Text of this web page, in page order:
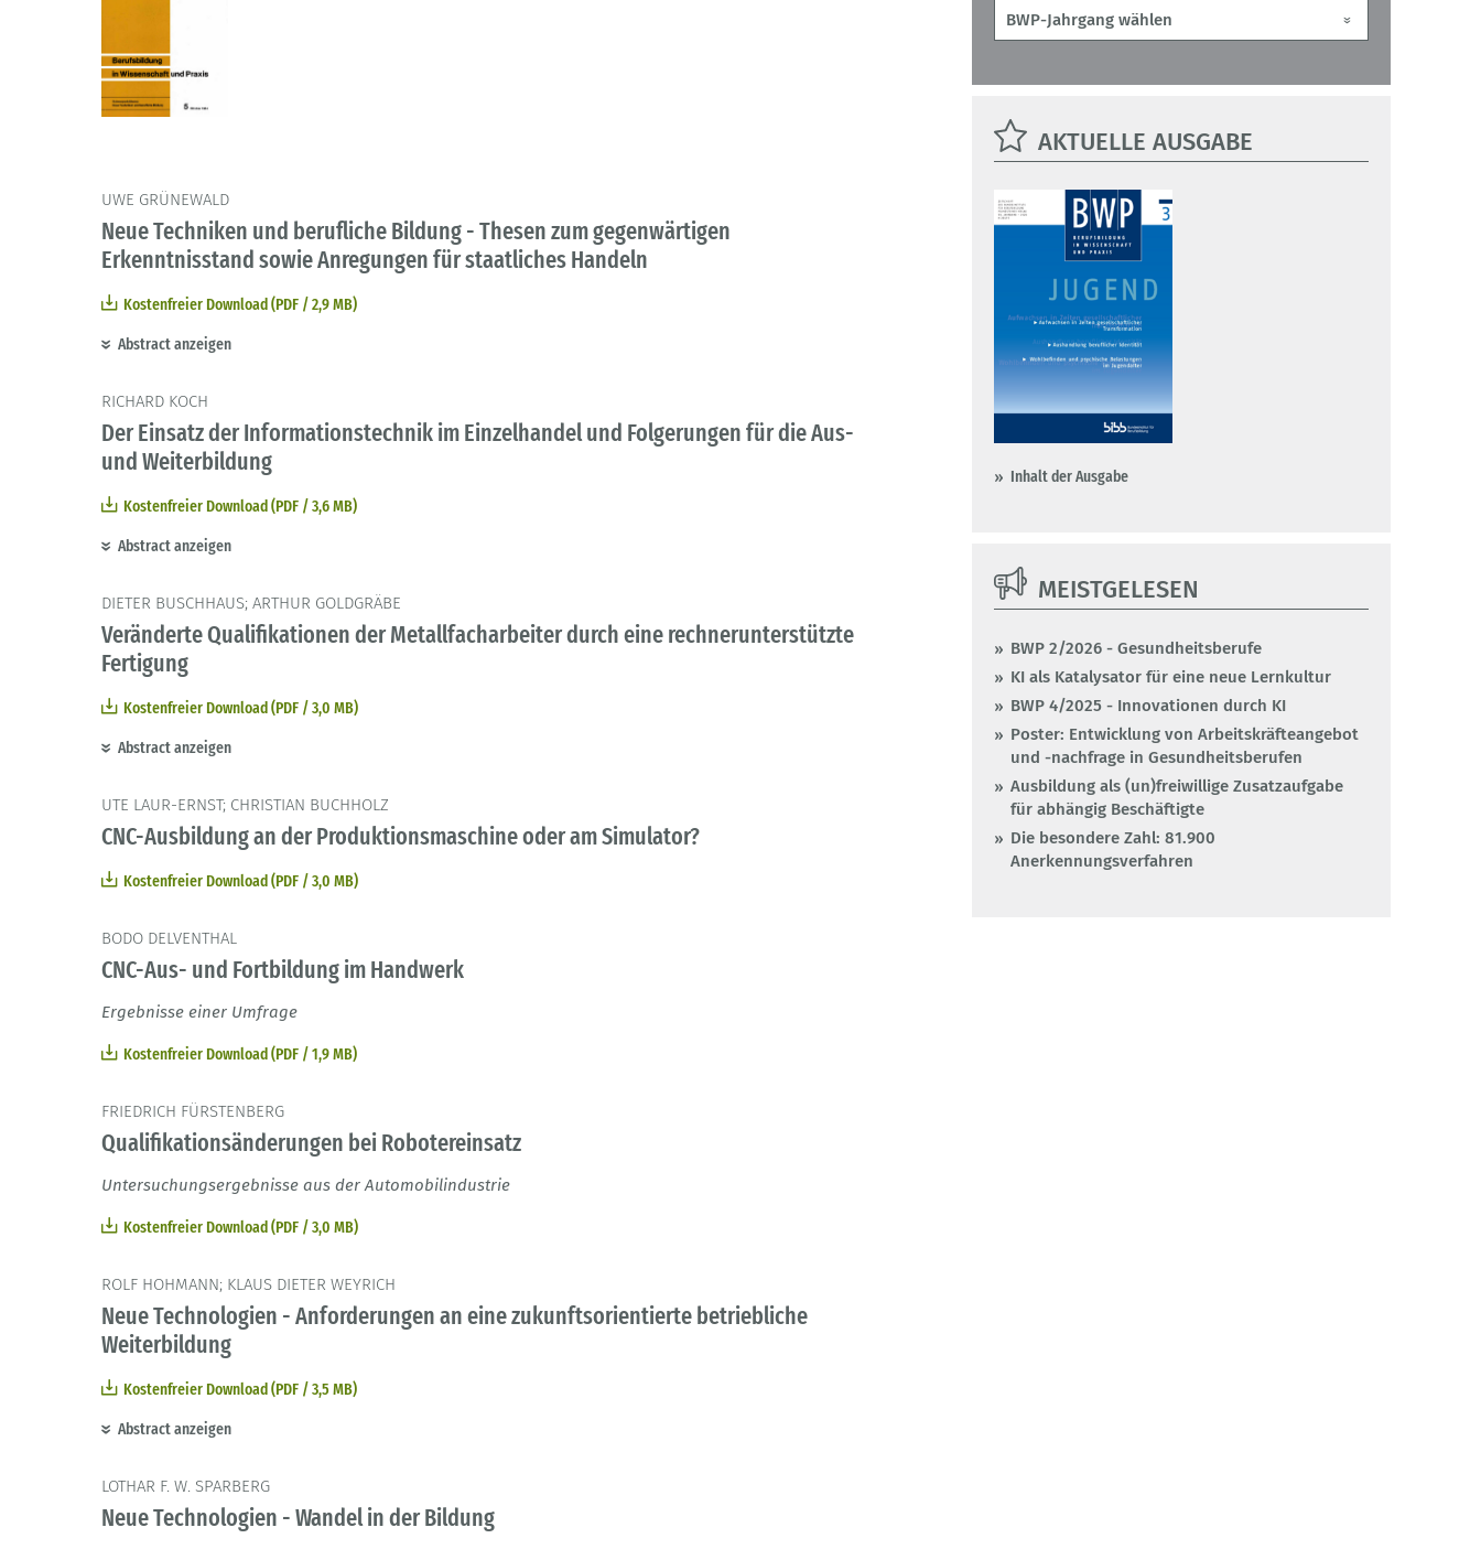
UWE GRÜNEWALD
Neue Techniken und berufliche Bildung - Thesen zum gegenwärtigen
Erkenntnisstand sowie Anregungen für staatliches Handeln
Kostenfreier Download (PDF / 2,9 MB)
Abstract anzeigen
RICHARD KOCH
Der Einsatz der Informationstechnik im Einzelhandel und Folgerungen für die Aus-
und Weiterbildung
Kostenfreier Download (PDF / 3,6 MB)
Abstract anzeigen
DIETER BUSCHHAUS; ARTHUR GOLDGRÄBE
Veränderte Qualifikationen der Metallfacharbeiter durch eine rechnerunterstützte
Fertigung
Kostenfreier Download (PDF / 3,0 MB)
Abstract anzeigen
UTE LAUR-ERNST; CHRISTIAN BUCHHOLZ
CNC-Ausbildung an der Produktionsmaschine oder am Simulator?
Kostenfreier Download (PDF / 3,0 MB)
BODO DELVENTHAL
CNC-Aus- und Fortbildung im Handwerk
Ergebnisse einer Umfrage
Kostenfreier Download (PDF / 1,9 MB)
FRIEDRICH FÜRSTENBERG
Qualifikationsänderungen bei Robotereinsatz
Untersuchungsergebnisse aus der Automobilindustrie
Kostenfreier Download (PDF / 3,0 MB)
ROLF HOHMANN; KLAUS DIETER WEYRICH
Neue Technologien - Anforderungen an eine zukunftsorientierte betriebliche
Weiterbildung
Kostenfreier Download (PDF / 3,5 MB)
Abstract anzeigen
LOTHAR F. W. SPARBERG
Neue Technologien - Wandel in der Bildung
AKTUELLE AUSGABE
Inhalt der Ausgabe
MEISTGELESEN
BWP 2/2026 - Gesundheitsberufe
KI als Katalysator für eine neue Lernkultur
BWP 4/2025 - Innovationen durch KI
Poster: Entwicklung von Arbeitskräfteangebot
und -nachfrage in Gesundheitsberufen
Ausbildung als (un)freiwillige Zusatzaufgabe
für abhängig Beschäftigte
Die besondere Zahl: 81.900
Anerkennungsverfahren